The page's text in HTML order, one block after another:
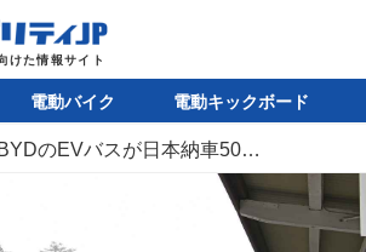
電動バイク 電動キックボード
BYDのEVバスが日本納車500台を達成。排出ガスゼロで世界遺産地域の環境保全に貢献